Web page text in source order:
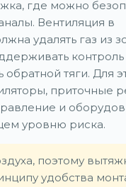
где можно
Вентиляция в
удалять газ из
контроль
тяги. Для
приточные
и
уровню риска.
поэтому
удобства